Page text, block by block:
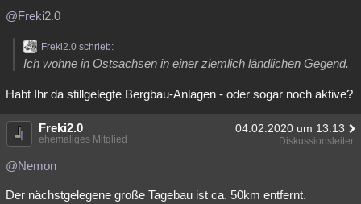
@Freki2.0
Freki2.0 schrieb:
Ich wohne in Ostsachsen in einer ziemlich ländlichen Gegend.
Habt Ihr da stillgelegte Bergbau-Anlagen - oder sogar noch aktive?
Freki2.0 04.02.2020 um 13:13
ehemaliges Mitglied Diskussionsleiter
@Nemon
Der nächstgelegene große Tagebau ist ca. 50km entfernt.